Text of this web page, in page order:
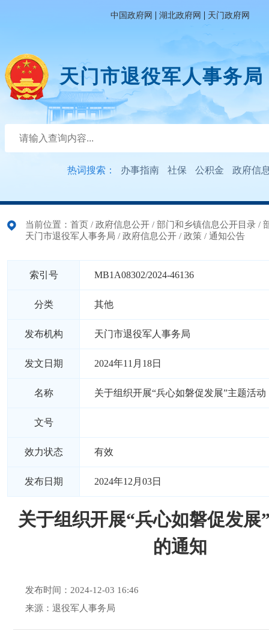
中国政府网 | 湖北政府网 | 天门政府网
天门市退役军人事务局
热词搜索： 办事指南 社保 公积金 政府信
当前位置： 首页 / 政府信息公开 / 部门和乡镇信息公开目录 /
天门市退役军人事务局 / 政府信息公开 / 政策 / 通知公告
索引号 MB1A08302/2024-46136
分类 其他
发布机构 天门市退役军人事务局
发文日期 2024年11月18日
名称 关于组织开展“兵心如磐促发展”主题活动
文号
效力状态 有效
发布日期 2024年12月03日
关于组织开展“兵心如磐促发展
的通知
发布时间：2024-12-03 16:46
来源：退役军人事务局